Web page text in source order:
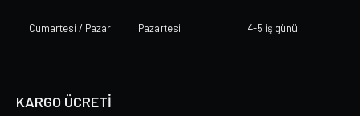
Cumartesi / Pazar Pazartesi 4-5 iş günü
KARGO ÜCRETİ